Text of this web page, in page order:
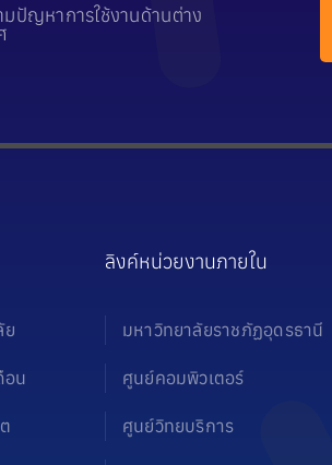
ปัญหาการใช้งานด้านต่าง
ย
อน
ลิงค์หน่วยงานภายใน
มหาวิทยาลัยราชภัฏอุดรธานี
ศูนย์คอมพิวเตอร์
ศูนย์วิทยบริการ